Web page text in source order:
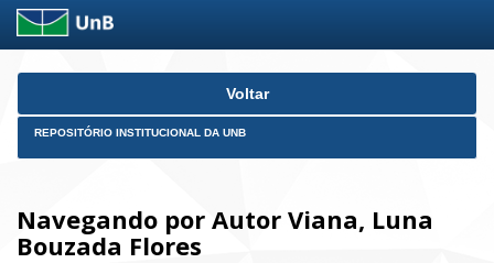
Skip
Voltar
REPOSITÓRIO INSTITUCIONAL DA UNB
Navegando por Autor Viana, Luna
Bouzada Flores